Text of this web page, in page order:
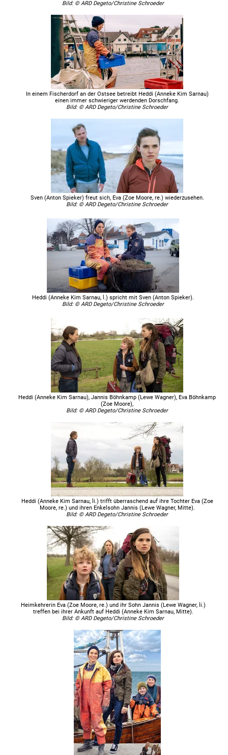
Bild: © ARD Degeto/Christine Schroeder
In einem Fischerdorf an der Ostsee betreibt Heddi (Anneke Kim Sarnau)
einen immer schwieriger werdenden Dorschfang.
Bild: © ARD Degeto/Christine Schroeder
Sven (Anton Spieker) freut sich, Eva (Zoe Moore, re.) wiederzusehen.
Bild: © ARD Degeto/Christine Schroeder
Heddi (Anneke Kim Sarnau, l.) spricht mit Sven (Anton Spieker).
Bild: © ARD Degeto/Christine Schroeder
Heddi (Anneke Kim Sarnau), Jannis Böhnkamp (Lewe Wagner), Eva Böhnkamp
(Zoe Moore),
Bild: © ARD Degeto/Christine Schroeder
Heddi (Anneke Kim Sarnau, li.) trifft überraschend auf ihre Tochter Eva (Zoe
Moore, re.) und ihren Enkelsohn Jannis (Lewe Wagner, Mitte).
Bild: © ARD Degeto/Christine Schroeder
Heimkehrerin Eva (Zoe Moore, re.) und ihr Sohn Jannis (Lewe Wagner, li.)
treffen bei ihrer Ankunft auf Heddi (Anneke Kim Sarnau, Mitte).
Bild: © ARD Degeto/Christine Schroeder